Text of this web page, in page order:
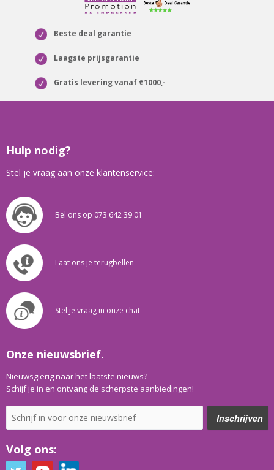
Beste deal garantie
Laagste prijsgarantie
Gratis levering vanaf €1000,-
Hulp nodig?
Stel je vraag aan onze klantenservice:
Bel ons op 073 642 39 01
Laat ons je terugbellen
Stel je vraag in onze chat
Onze nieuwsbrief.
Nieuwsgierig naar het laatste nieuws?
Schijf je in en ontvang de scherpste aanbiedingen!
Volg ons: